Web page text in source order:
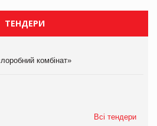
ТЕНДЕРИ
комбінат»
Всі тендери